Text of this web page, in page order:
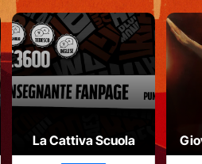
La Cattiva Scuola